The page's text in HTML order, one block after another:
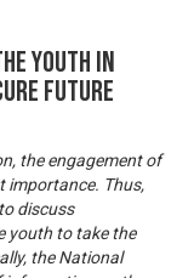
Youth in
Future
the engagement of
importance. Thus,
discuss
youth to take the
the National